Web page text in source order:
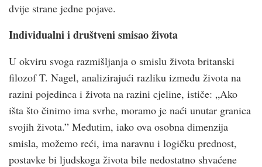
dvije strane jedne pojave.
Individualni i društveni smisao života
U okviru svoga razmišljanja o smislu života britanski
filozof T. Nagel, analizirajući razliku između života na
razini pojedinca i života na razini cjeline, ističe: „Ako
išta što činimo ima svrhe, moramo je naći unutar granica
svojih života.” Međutim, iako ova osobna dimenzija
smisla, možemo reći, ima naravnu i logičku prednost,
postavke bi ljudskoga života bile nedostatno shvaćene